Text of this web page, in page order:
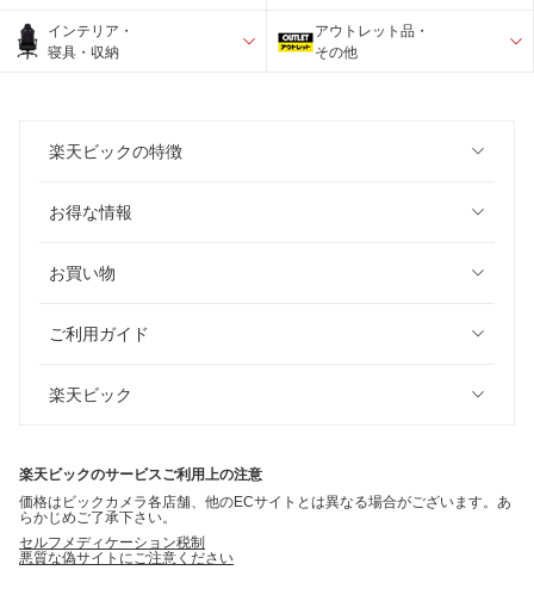
インテリア・
寝具・収納
アウトレット品・
その他
楽天ビックの特徴
お得な情報
お買い物
ご利用ガイド
楽天ビック
楽天ビックのサービスご利用上の注意
価格はビックカメラ各店舗、他のECサイトとは異なる場合がございます。あ
らかじめご了承下さい。
セルフメディケーション税制
悪質な偽サイトにご注意ください